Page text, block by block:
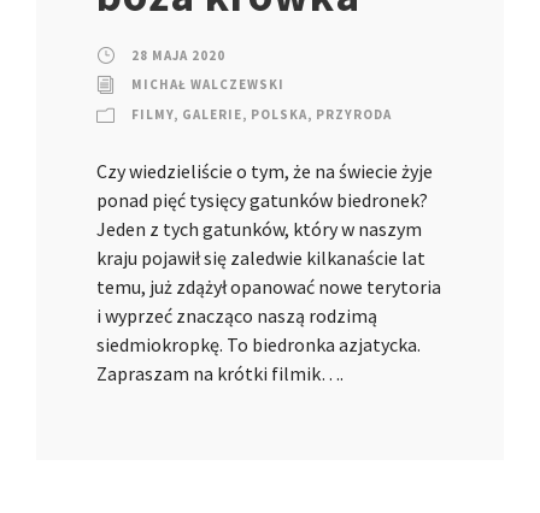
28 MAJA 2020
MICHAŁ WALCZEWSKI
FILMY, GALERIE, POLSKA, PRZYRODA
Czy wiedzieliście o tym, że na świecie żyje
ponad pięć tysięcy gatunków biedronek?
Jeden z tych gatunków, który w naszym
kraju pojawił się zaledwie kilkanaście lat
temu, już zdążył opanować nowe terytoria
i wyprzeć znacząco naszą rodzimą
siedmiokropkę. To biedronka azjatycka.
Zapraszam na krótki filmik….